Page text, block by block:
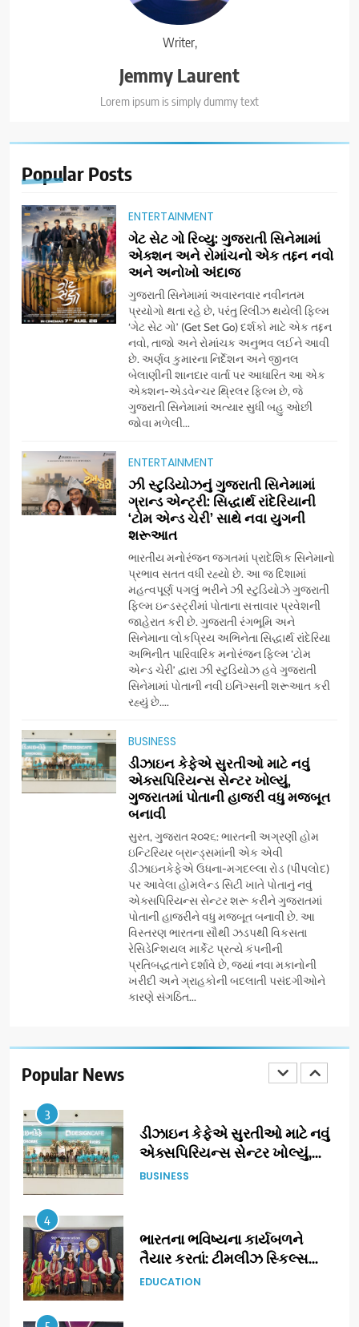
Writer,
Jemmy Laurent
Lorem ipsum is simply dummy text
Popular Posts
ENTERTAINMENT
ગેટ સેટ ગો રિવ્યુ: ગુજરાતી સિનેમામાં
એક્શન અને રોમાંચનો એક તદ્દન નવો
અને અનોખો અંદાજ
ગુજરાતી સિનેમામાં અવારનવાર નવીનતમ
પ્રયોગો થતા રહે છે, પરંતુ રિલીઝ થયેલી ફિલ્મ
‘ગેટ સેટ ગો’ (Get Set Go) દર્શકો માટે એક તદ્દન
નવો, તાજો અને રોમાંચક અનુભવ લઈને આવી
છે. અર્ણવ કુમારના નિર્દેશન અને જીનલ
બેલાણીની શાનદાર વાર્તા પર આધારિત આ એક
એક્શન-એડવેન્ચર થ્રિલર ફિલ્મ છે, જે
ગુજરાતી સિનેમામાં અત્યાર સુધી બહુ ઓછી
જોવા મળેલી...
ENTERTAINMENT
ઝી સ્ટુડિયોઝનું ગુજરાતી સિનેમામાં
ગ્રાન્ડ એન્ટ્રી: સિદ્ધાર્થ રાંદેરિયાની
‘ટોમ એન્ડ ચેરી’ સાથે નવા યુગની
શરૂઆત
ભારતીય મનોરંજન જગતમાં પ્રાદેશિક સિનેમાનો
પ્રભાવ સતત વધી રહ્યો છે. આ જ દિશામાં
મહત્વપૂર્ણ પગલું ભરીને ઝી સ્ટુડિયોઝે ગુજરાતી
ફિલ્મ ઇન્ડસ્ટ્રીમાં પોતાના સત્તાવાર પ્રવેશની
જાહેરાત કરી છે. ગુજરાતી રંગભૂમિ અને
સિનેમાના લોકપ્રિય અભિનેતા સિદ્ધાર્થ રાંદેરિયા
અભિનીત પારિવારિક મનોરંજન ફિલ્મ ‘ટોમ
એન્ડ ચેરી’ દ્વારા ઝી સ્ટુડિયોઝ હવે ગુજરાતી
સિનેમામાં પોતાની નવી ઇનિંગ્સની શરૂઆત કરી
રહ્યું છે....
BUSINESS
ડીઝાઇન કેફેએ સુરતીઓ માટે નવું
એક્સપિરિયન્સ સેન્ટર ખોલ્યું,
ગુજરાતમાં પોતાની હાજરી વધુ મજબૂત
બનાવી
સુરત, ગુજરાત ૨૦૨૬: ભારતની અગ્રણી હોમ
ઇન્ટિરિયર બ્રાન્ડ્સમાંની એક એવી
ડીઝાઇનકેફેએ ઉધના-મગદલ્લા રોડ (પીપલોદ)
પર આવેલા હોમલેન્ડ સિટી ખાતે પોતાનું નવું
એક્સપિરિયન્સ સેન્ટર શરૂ કરીને ગુજરાતમાં
પોતાની હાજરીને વધુ મજબૂત બનાવી છે. આ
વિસ્તરણ ભારતના સૌથી ઝડપથી વિકસતા
રેસિડેન્શિયલ માર્કેટ પ્રત્યે કંપનીની
પ્રતિબદ્ધતાને દર્શાવે છે, જ્યાં નવા મકાનોની
ખરીદી અને ગ્રાહકોની બદલાતી પસંદગીઓને
કારણે સંગઠિત...
Popular News
5
ડો. મિતાલી નાગ (આર્ક ઇવેન્ટ્સ)
દ્વારા કિશોર કુમારની જન્મજયંતિ
નિમિત્તે સંગીતમય શ્રદ્ધાંજલિ
AHMEDABAD
177 દેશો અને 52 લાખ દર્શકો:
ગુજરાતી OTT પ્લેટફોર્મ ‘જોજો’
(JOJO) નો વિશ્વભરમાં દબદબો
BUSINESS
અમદાવાદમાં યોજાયેલા ‘ઓકલ્ટ
ટેરોટ રીડર પુનિતજી લુલ્લા એ ટેરોટ
કાર્ડ રીડિંગ અંગે માહિતી આપી
AHMEDABAD
8
ગ્લોબલ એક્સેલન્સ ફોરમ દ્વારા
નેશનલ લીડરશિપ કોન્કલેવ તથા
ભારત સમ્માન ૨૦૨૬નો ભવ્ય અને
પ્રતિષ્ઠિત કાર્યક્રમ નવી દિલ્હીમાં
સફળતાપૂર્વક યોજાયો
BUSINESS
ગેટ સેટ ગો રિવ્યુ: ગુજરાતી
સિનેમામાં એક્શન અને રોમાંચનો
એક તદ્દન નવો અને અનોખો
અંદાજ
ENTERTAINMENT
ગ્રાન્ડ એન્ટ્રી: સિદ્ધાર્થ રાંદેરિયાની
‘ટોમ એન્ડ ચેરી’ સાથે નવા યુગની
3
ડીઝાઇન કેફેએ સુરતીઓ માટે નવું
એક્સપિરિયન્સ સેન્ટર ખોલ્યું,
ગુજરાતમાં પોતાની હાજરી વધુ
BUSINESS
4
ભારતના ભવિષ્યના કાર્યબળને
તૈયાર કરતાં: ટીમલીઝ સ્કિલ્સ
યુનિવર્સિટીએ 65 સ્નાતકોને ડિગ્રી
EDUCATION